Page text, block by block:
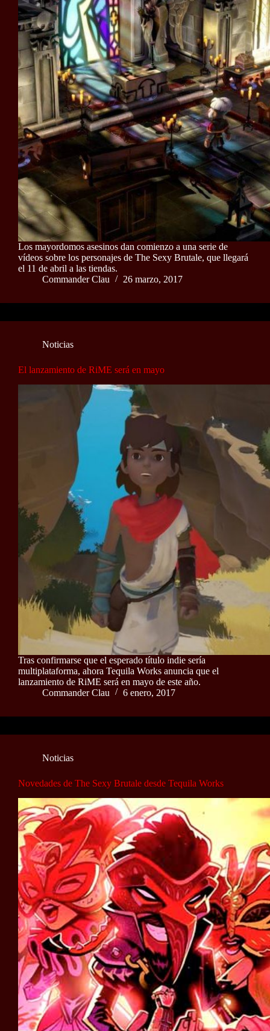
Los mayordomos asesinos dan comienzo a una serie de
vídeos sobre los personajes de The Sexy Brutale, que llegará
el 11 de abril a las tiendas.
Commander Clau
26 marzo, 2017
Noticias
El lanzamiento de RiME será en mayo
Tras confirmarse que el esperado título indie sería
multiplataforma, ahora Tequila Works anuncia que el
lanzamiento de RiME será en mayo de este año.
Commander Clau
6 enero, 2017
Noticias
Novedades de The Sexy Brutale desde Tequila Works